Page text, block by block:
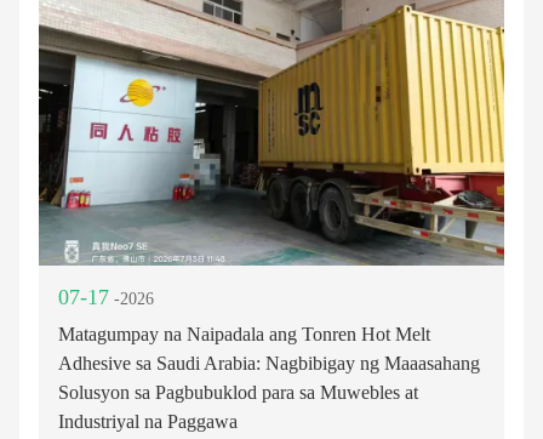
07-17 -2026
Matagumpay na Naipadala ang Tonren Hot Melt
Adhesive sa Saudi Arabia: Nagbibigay ng Maaasahang
Solusyon sa Pagbubuklod para sa Muwebles at
Industriyal na Paggawa